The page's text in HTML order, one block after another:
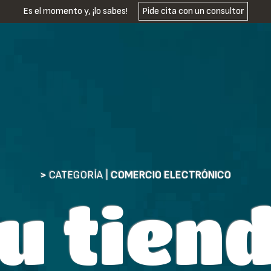
Es el momento y, ¡lo sabes! Pide cita con un consultor
>CATEGORÍA |COMERCIO ELECTRÓNICO